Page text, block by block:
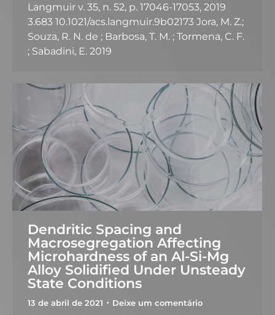
Langmuir v. 35, n. 52, p. 17046-17053, 2019
3.683 10.1021/acs.langmuir.9b02173 Jora, M. Z.;
Souza, R. N. de ; Barbosa, T. M. ; Tormena, C. F.
; Sabadini, E. 2019
Dendritic Spacing and
Macrosegregation Affecting
Microhardness of an Al-Si-Mg
Alloy Solidified Under Unsteady
State Conditions
13 de abril de 2021 Deixe um comentário